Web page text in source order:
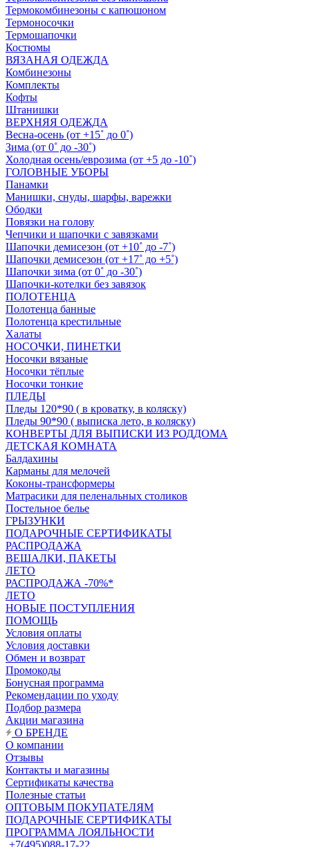
Термокомбинезоны с капюшоном
Термоносочки
Термошапочки
Костюмы
ВЯЗАНАЯ ОДЕЖДА
Комбинезоны
Комплекты
Кофты
Штанишки
ВЕРХНЯЯ ОДЕЖДА
Весна-осень (от +15˚ до 0˚)
Зима (от 0˚ до -30˚)
Холодная осень/еврозима (от +5 до -10˚)
ГОЛОВНЫЕ УБОРЫ
Панамки
Манишки, снуды, шарфы, варежки
Ободки
Повязки на голову
Чепчики и шапочки с завязками
Шапочки демисезон (от +10˚ до -7˚)
Шапочки демисезон (от +17˚ до +5˚)
Шапочки зима (от 0˚ до -30˚)
Шапочки-котелки без завязок
ПОЛОТЕНЦА
Полотенца банные
Полотенца крестильные
Халаты
НОСОЧКИ, ПИНЕТКИ
Носочки вязаные
Носочки тёплые
Носочки тонкие
ПЛЕДЫ
Пледы 120*90 ( в кроватку, в коляску)
Пледы 90*90 ( выписка лето, в коляску)
КОНВЕРТЫ ДЛЯ ВЫПИСКИ ИЗ РОДДОМА
ДЕТСКАЯ КОМНАТА
Балдахины
Карманы для мелочей
Коконы-трансформеры
Матрасики для пеленальных столиков
Постельное белье
ГРЫЗУНКИ
ПОДАРОЧНЫЕ СЕРТИФИКАТЫ
РАСПРОДАЖА
ВЕШАЛКИ, ПАКЕТЫ
ЛЕТО
РАСПРОДАЖА -70%*
ЛЕТО
НОВЫЕ ПОСТУПЛЕНИЯ
ПОМОЩЬ
Условия оплаты
Условия доставки
Обмен и возврат
Промокоды
Бонусная программа
Рекомендации по уходу
Подбор размера
Акции магазина
О БРЕНДЕ
О компании
Отзывы
Контакты и магазины
Сертификаты качества
Полезные статьи
ОПТОВЫМ ПОКУПАТЕЛЯМ
ПОДАРОЧНЫЕ СЕРТИФИКАТЫ
ПРОГРАММА ЛОЯЛЬНОСТИ
+7(495)088-17-22